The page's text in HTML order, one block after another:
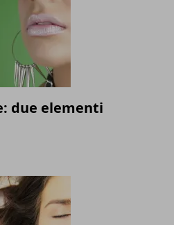
due elementi